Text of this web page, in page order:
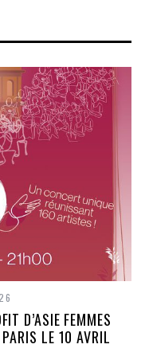
D’ASIE FEMMES
LE 10 AVRIL